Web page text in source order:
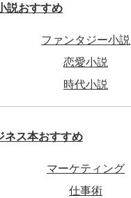
説おすすめ
ファンタジー小説
恋愛小説
時代小説
ネス本おすすめ
マーケティング
仕事術